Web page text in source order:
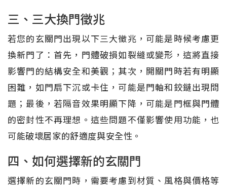
三、三大換門徵兆
若您的玄關門出現以下三大徵兆，可能是時候考慮更
換新門了：首先，門體破損如裂縫或變形，這將直接
影響門的結構安全和美觀；其次，開關門時若有明顯
困難，如門扇下沉或卡住，可能是門軸和鉸鏈出現問
題；最後，若隔音效果明顯下降，可能是門框與門體
的密封性不再理想。這些問題不僅影響使用功能，也
可能破壞居家的舒適度與安全性。
四、如何選擇新的玄關門
選擇新的玄關門時，需要考慮到材質、風格與價格等